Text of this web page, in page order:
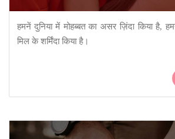
हमनें दुनिया में मोहब्बत का असर ज़िंदा किया है,
मिल के शर्मिंदा किया है।